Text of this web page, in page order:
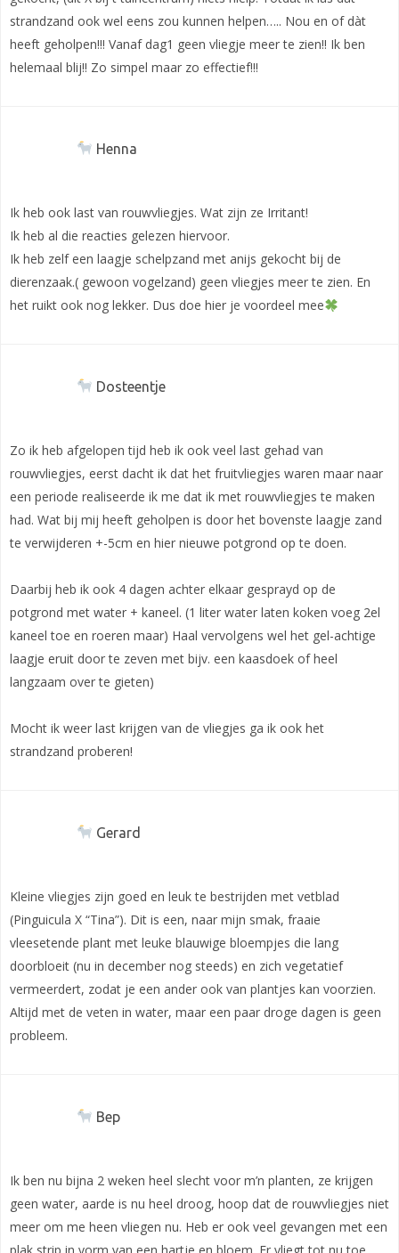
strandzand ook wel eens zou kunnen helpen….. Nou en of dàt
heeft geholpen!!! Vanaf dag1 geen vliegje meer te zien!! Ik ben
helemaal blij!! Zo simpel maar zo effectief!!!
Henna
Ik heb ook last van rouwvliegjes. Wat zijn ze Irritant!
Ik heb al die reacties gelezen hiervoor.
Ik heb zelf een laagje schelpzand met anijs gekocht bij de
dierenzaak.( gewoon vogelzand) geen vliegjes meer te zien. En
het ruikt ook nog lekker. Dus doe hier je voordeel mee
Dosteentje
Zo ik heb afgelopen tijd heb ik ook veel last gehad van
rouwvliegjes, eerst dacht ik dat het fruitvliegjes waren maar naar
een periode realiseerde ik me dat ik met rouwvliegjes te maken
had. Wat bij mij heeft geholpen is door het bovenste laagje zand
te verwijderen +-5cm en hier nieuwe potgrond op te doen.
Daarbij heb ik ook 4 dagen achter elkaar gesprayd op de
potgrond met water + kaneel. (1 liter water laten koken voeg 2el
kaneel toe en roeren maar) Haal vervolgens wel het gel-achtige
laagje eruit door te zeven met bijv. een kaasdoek of heel
langzaam over te gieten)
Mocht ik weer last krijgen van de vliegjes ga ik ook het
strandzand proberen!
Gerard
Kleine vliegjes zijn goed en leuk te bestrijden met vetblad
(Pinguicula X “Tina”). Dit is een, naar mijn smak, fraaie
vleesetende plant met leuke blauwige bloempjes die lang
doorbloeit (nu in december nog steeds) en zich vegetatief
vermeerdert, zodat je een ander ook van plantjes kan voorzien.
Altijd met de veten in water, maar een paar droge dagen is geen
probleem.
Bep
Ik ben nu bijna 2 weken heel slecht voor m’n planten, ze krijgen
geen water, aarde is nu heel droog, hoop dat de rouwvliegjes niet
meer om me heen vliegen nu. Heb er ook veel gevangen met een